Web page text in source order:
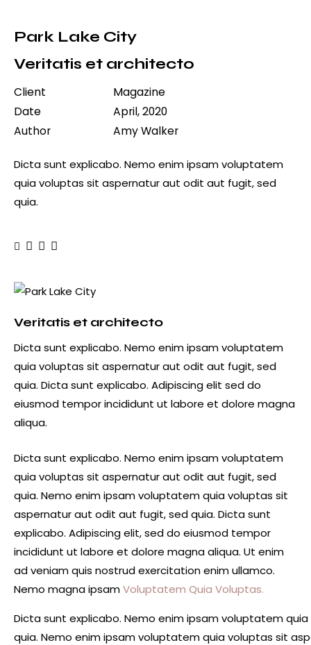
Park Lake City
Veritatis et architecto
Client
Magazine
Date
April, 2020
Author
Amy Walker
Dicta sunt explicabo. Nemo enim ipsam voluptatem
quia voluptas sit aspernatur aut odit aut fugit, sed
quia.
Veritatis et architecto
Dicta sunt explicabo. Nemo enim ipsam voluptatem
quia voluptas sit aspernatur aut odit aut fugit, sed
quia. Dicta sunt explicabo. Adipiscing elit sed do
eiusmod tempor incididunt ut labore et dolore magna
aliqua.
Dicta sunt explicabo. Nemo enim ipsam voluptatem
quia voluptas sit aspernatur aut odit aut fugit, sed
quia. Nemo enim ipsam voluptatem quia voluptas sit
aspernatur aut odit aut fugit, sed quia. Dicta sunt
explicabo. Adipiscing elit, sed do eiusmod tempor
incididunt ut labore et dolore magna aliqua. Ut enim
ad veniam quis nostrud exercitation enim ullamco.
Nemo magna ipsamVoluptatem Quia Voluptas.
Dicta sunt explicabo. Nemo enim ipsam voluptatem
quia. Nemo enim ipsam voluptatem quia voluptas sit